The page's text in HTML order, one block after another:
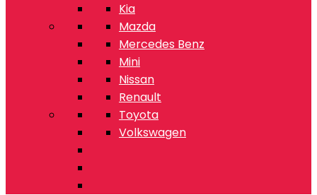
Kia
Mazda
Mercedes Benz
Mini
Nissan
Renault
Toyota
Volkswagen